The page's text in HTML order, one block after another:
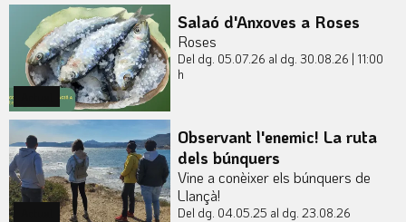
Salaó d'Anxoves a Roses
Roses
Del dg. 05.07.26 al dg. 30.08.26 | 11:00
h
Observant l'enemic! La ruta
dels búnquers
Vine a conèixer els búnquers de
Llançà!
Del dg. 04.05.25 al dg. 23.08.26